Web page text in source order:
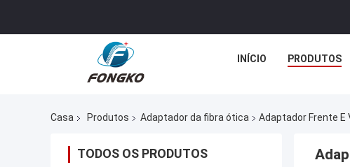
INÍCIO PRODUTOS
Casa Produtos Adaptador da fibra ótica Adaptador Frente E
TODOS OS PRODUTOS